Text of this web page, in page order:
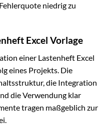
niedrig zu
Excel Vorlage
einer Lastenheft Excel
eines Projekts. Die
die Integration
die Verwendung klar
tragen maßgeblich zur